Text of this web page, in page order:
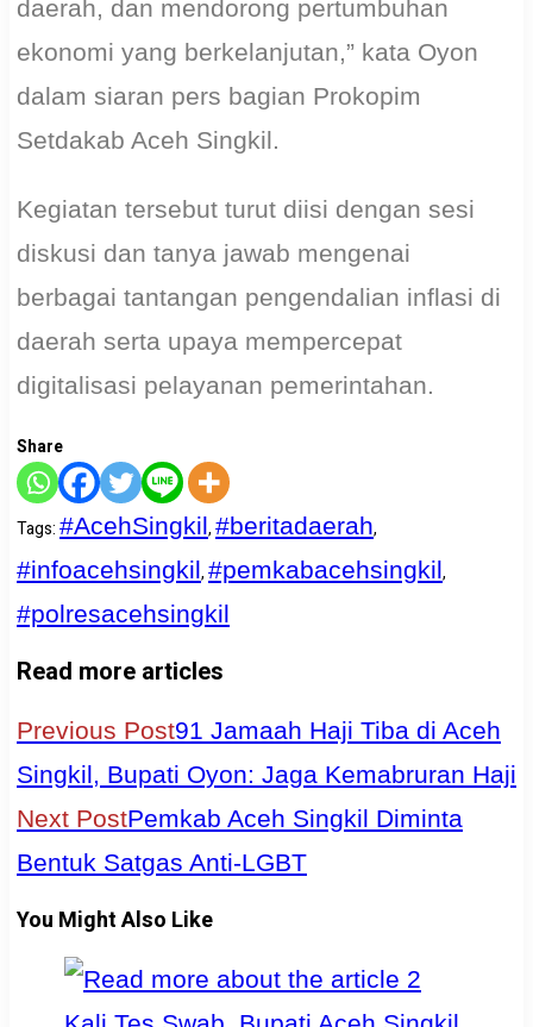
daerah, dan mendorong pertumbuhan
ekonomi yang berkelanjutan,” kata Oyon
dalam siaran pers bagian Prokopim
Setdakab Aceh Singkil.
Kegiatan tersebut turut diisi dengan sesi
diskusi dan tanya jawab mengenai
berbagai tantangan pengendalian inflasi di
daerah serta upaya mempercepat
digitalisasi pelayanan pemerintahan.
Share
Tags:#AcehSingkil,#beritadaerah,
#infoacehsingkil,#pemkabacehsingkil,
#polresacehsingkil
Read more articles
Previous Post91 Jamaah Haji Tiba di Aceh
Singkil, Bupati Oyon: Jaga Kemabruran Haji
Next PostPemkab Aceh Singkil Diminta
Bentuk Satgas Anti-LGBT
You Might Also Like